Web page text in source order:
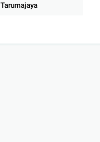
Tarumajaya